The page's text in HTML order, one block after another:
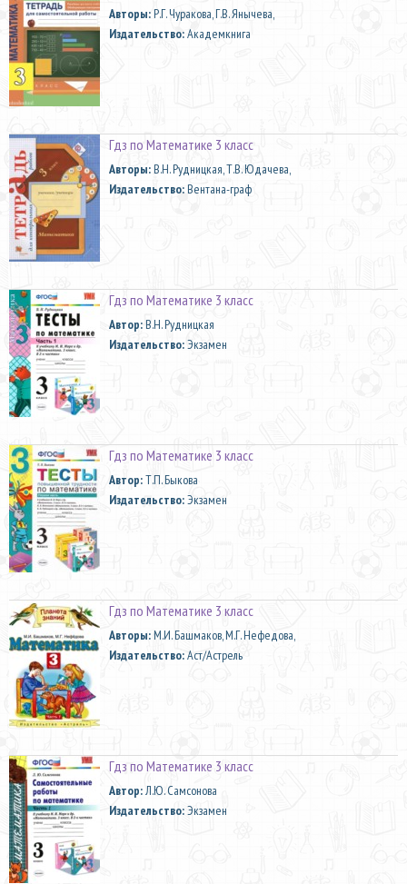
Aвторы:Р.Г. Чуракова, Г.В. Янычева,
Издательство:Академкнига
Гдз по Математике 3 класс
Aвторы:В.Н. Рудницкая, Т.В. Юдачева,
Издательство:Вентана-граф
Гдз по Математике 3 класс
Автор:В.Н. Рудницкая
Издательство:Экзамен
Гдз по Математике 3 класс
Автор:Т.П. Быкова
Издательство:Экзамен
Гдз по Математике 3 класс
Aвторы:М.И. Башмаков, М.Г. Нефедова,
Издательство:Аст/Астрель
Гдз по Математике 3 класс
Автор:Л.Ю. Самсонова
Издательство:Экзамен